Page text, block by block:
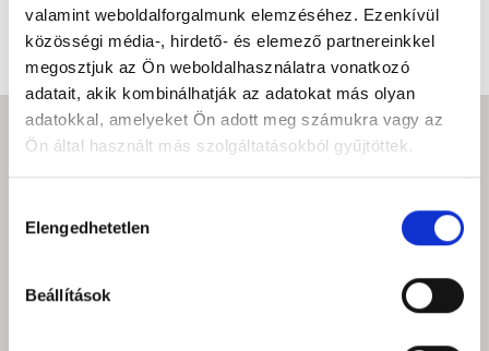
valamint weboldalforgalmunk elemzéséhez. Ezenkívül
közösségi média-, hirdető- és elemező partnereinkkel
megosztjuk az Ön weboldalhasználatra vonatkozó
adatait, akik kombinálhatják az adatokat más olyan
adatokkal, amelyeket Ön adott meg számukra vagy az
Ön által használt más szolgáltatásokból gyűjtöttek.
kiválasztása
Elengedhetetlen
Beállítások